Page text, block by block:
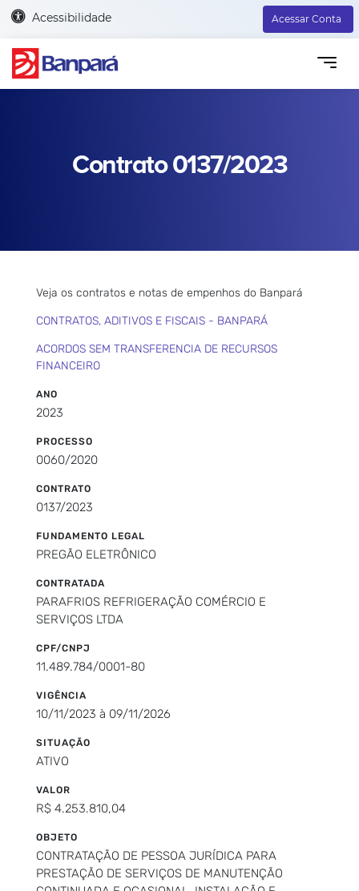
Acessibilidade Acessar Conta
Contrato 0137/2023
Veja os contratos e notas de empenhos do Banpará
CONTRATOS, ADITIVOS E FISCAIS - BANPARÁ
ACORDOS SEM TRANSFERENCIA DE RECURSOS
FINANCEIRO
ANO
2023
PROCESSO
0060/2020
CONTRATO
0137/2023
FUNDAMENTO LEGAL
PREGÃO ELETRÔNICO
CONTRATADA
PARAFRIOS REFRIGERAÇÃO COMÉRCIO E
SERVIÇOS LTDA
CPF/CNPJ
11.489.784/0001-80
VIGÊNCIA
10/11/2023 à 09/11/2026
SITUAÇÃO
ATIVO
VALOR
R$ 4.253.810,04
OBJETO
CONTRATAÇÃO DE PESSOA JURÍDICA PARA
PRESTAÇÃO DE SERVIÇOS DE MANUTENÇÃO